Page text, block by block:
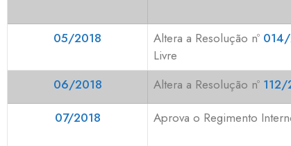
05/2018 Altera a Resolução nº 014/
Livre
06/2018 Altera a Resolução nº 112/
07/2018
Aprova o Regimento